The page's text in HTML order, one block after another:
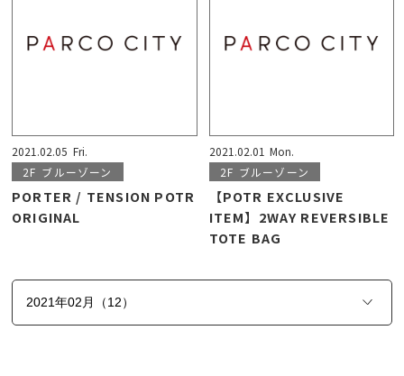
2021.02.05 Fri.
2F ブルーゾーン
PORTER / TENSION POTR
ORIGINAL
2021.02.01 Mon.
2F ブルーゾーン
【POTR EXCLUSIVE
ITEM】2WAY REVERSIBLE
TOTE BAG